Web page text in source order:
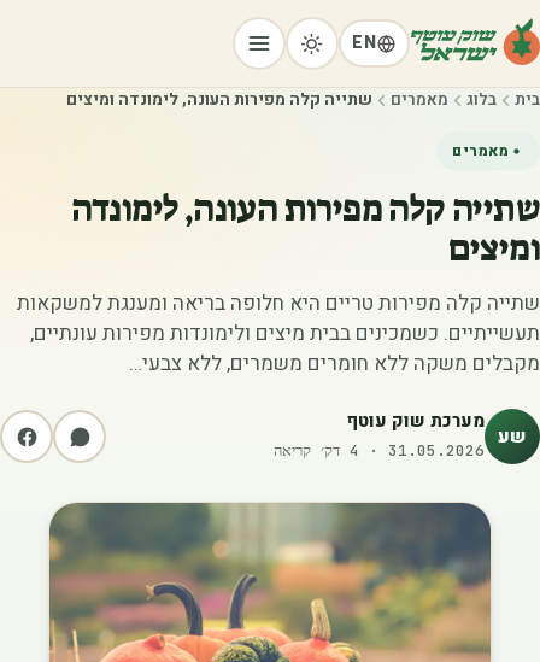
EN
בית בלוג מאמרים שתייה קלה מפירות העונה, לימונדה ומיצים
מאמרים
שתייה קלה מפירות העונה, לימונדה
ומיצים
שתייה קלה מפירות טריים היא חלופה בריאה ומענגת למשקאות
תעשייתיים. כשמכינים בבית מיצים ולימונדות מפירות עונתיים,
מקבלים משקה ללא חומרים משמרים, ללא צבעי…
שע מערכת שוק עוטף
31.05.2026
·
4 דק׳ קריאה